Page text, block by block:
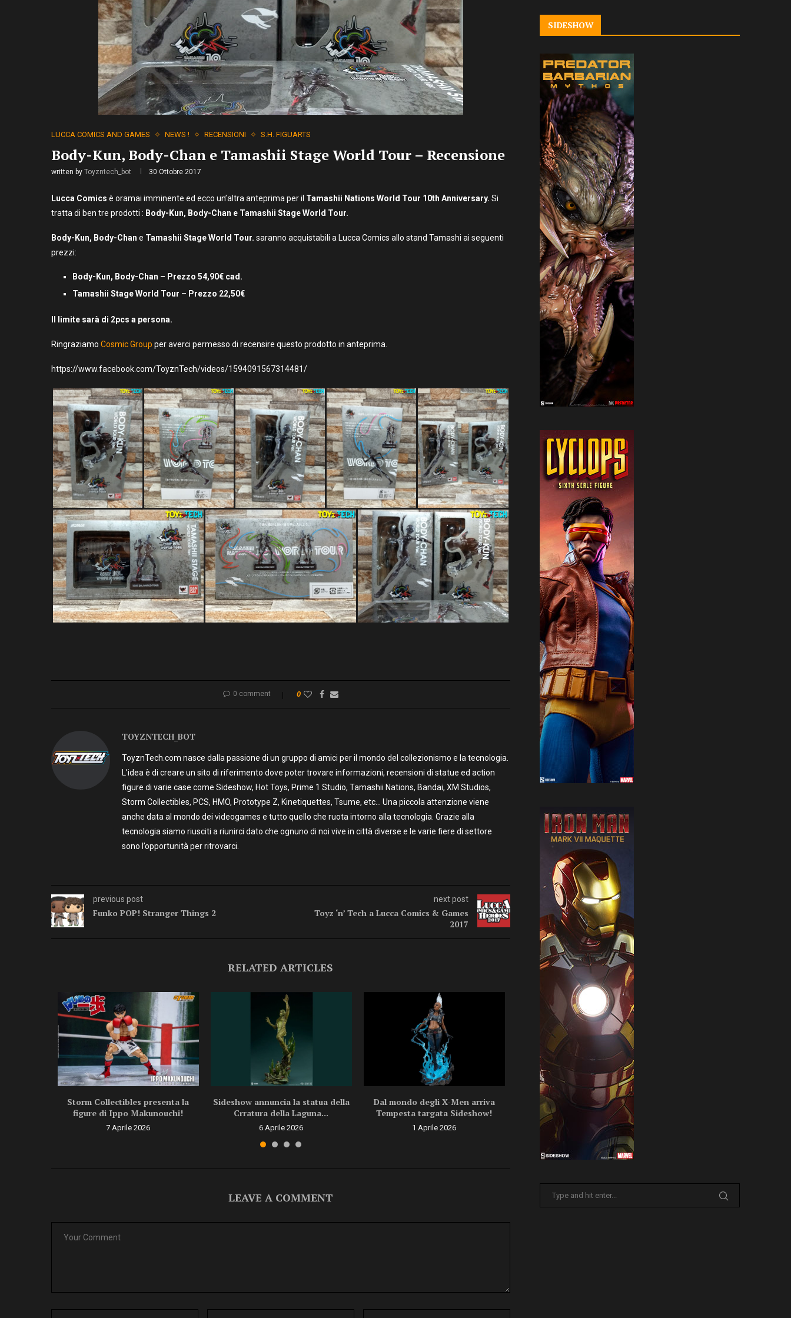
LUCCA COMICS AND GAMES NEWS ! RECENSIONI S.H. FIGUARTS
Body-Kun, Body-Chan e Tamashii Stage World Tour – Recensione
written by Toyzntech_bot 30 Ottobre 2017
Lucca Comics è oramai imminente ed ecco un’altra anteprima per il Tamashii Nations World Tour 10th Anniversary. Si
tratta di ben tre prodotti : Body-Kun, Body-Chan e Tamashii Stage World Tour.
Body-Kun, Body-Chan e Tamashii Stage World Tour. saranno acquistabili a Lucca Comics allo stand Tamashi ai seguenti
prezzi:
Body-Kun, Body-Chan – Prezzo 54,90€ cad.
Tamashii Stage World Tour – Prezzo 22,50€
Il limite sarà di 2pcs a persona.
Ringraziamo Cosmic Group per averci permesso di recensire questo prodotto in anteprima.
https://www.facebook.com/ToyznTech/videos/1594091567314481/
0 comment 0
TOYZNTECH_BOT
ToyznTech.com nasce dalla passione di un gruppo di amici per il mondo del collezionismo e la tecnologia.
L’idea è di creare un sito di riferimento dove poter trovare informazioni, recensioni di statue ed action
figure di varie case come Sideshow, Hot Toys, Prime 1 Studio, Tamashii Nations, Bandai, XM Studios,
Storm Collectibles, PCS, HMO, Prototype Z, Kinetiquettes, Tsume, etc… Una piccola attenzione viene
anche data al mondo dei videogames e tutto quello che ruota intorno alla tecnologia. Grazie alla
tecnologia siamo riusciti a riunirci dato che ognuno di noi vive in città diverse e le varie fiere di settore
sono l’opportunità per ritrovarci.
previous post
Funko POP! Stranger Things 2
next post
Toyz ‘n’ Tech a Lucca Comics & Games
2017
RELATED ARTICLES
Storm Collectibles presenta la
figure di Ippo Makunouchi!
7 Aprile 2026
Sideshow annuncia la statua della
Crratura della Laguna...
6 Aprile 2026
Dal mondo degli X-Men arriva
Tempesta targata Sideshow!
1 Aprile 2026
Sideshow presenta la nuova
Premium Format di Punchline!
31 Marzo 2026
LEAVE A COMMENT
SIDESHOW